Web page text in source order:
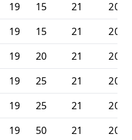
19 15 21
200
19 15 21
200
19 20 21
200
19 25 21
200
19 25 21
200
19 50 21 200